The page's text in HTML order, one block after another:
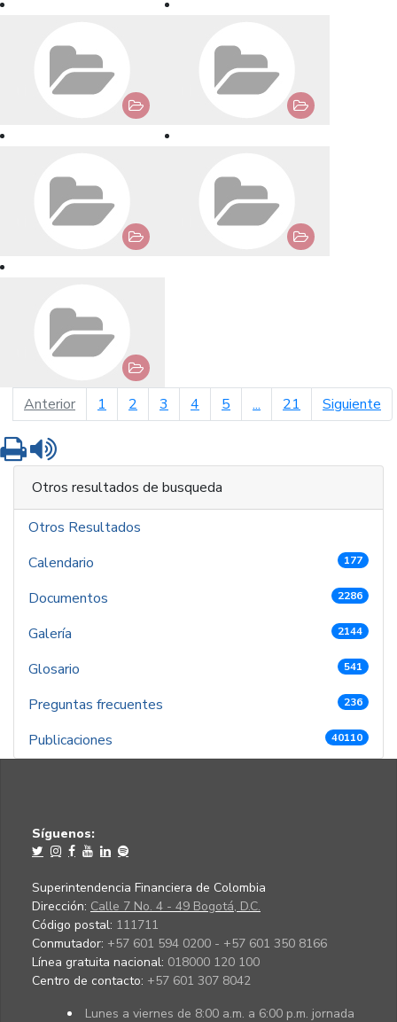
Anteriorpágina anterior
1 2 3 4 5 ... 21 Siguiente
Imprimir
Otros resultados de busqueda
Otros Resultados
Calendario
177
Documentos 2286
Galería 2144
Glosario 541
Preguntas frecuentes 236
Publicaciones 40110
Síguenos:
Superintendencia Financiera de Colombia
Dirección: Calle 7 No. 4 - 49 Bogotá, D.C.
Código postal: 111711
Conmutador: +57 601 594 0200 - +57 601 350 8166
Línea gratuita nacional: 018000 120 100
Centro de contacto: +57 601 307 8042
Lunes a viernes de 8:00 a.m. a 6:00 p.m. jornada